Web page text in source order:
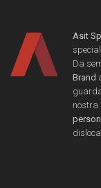
Asit
Da
Brand
nostra